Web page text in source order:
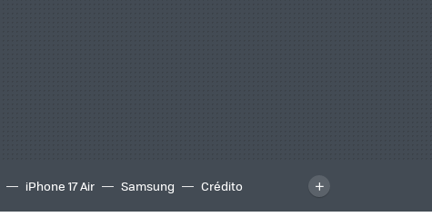
iPhone 17 Air Samsung
Crédito